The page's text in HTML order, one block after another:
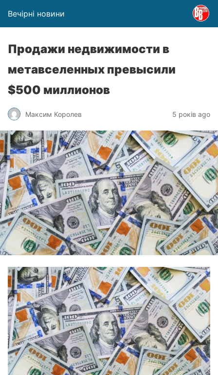
Вечірні новини
Продажи недвижимости в
метавселенных превысили
$500 миллионов
Максим Королев 5 років ago